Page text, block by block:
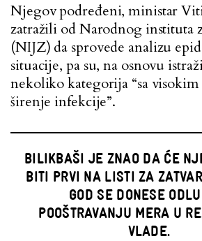
Njegov podređeni, ministar
zatražili od Narodnog instituta
(NIJZ) da sprovede analizu
situacije, pa su, na osnovu
nekoliko kategorija “sa
širenje infekcije”.
BILIKBAŠI JE ZNAO DA ĆE
BITI PRVI NA LISTI ZA
GOD SE DONESE
POOŠTRAVANJU MERA U
VLADE.